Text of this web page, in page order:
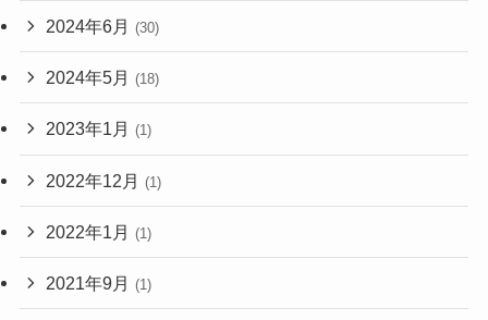
2024年6月 (30)
2024年5月 (18)
2023年1月 (1)
2022年12月 (1)
2022年1月 (1)
2021年9月 (1)